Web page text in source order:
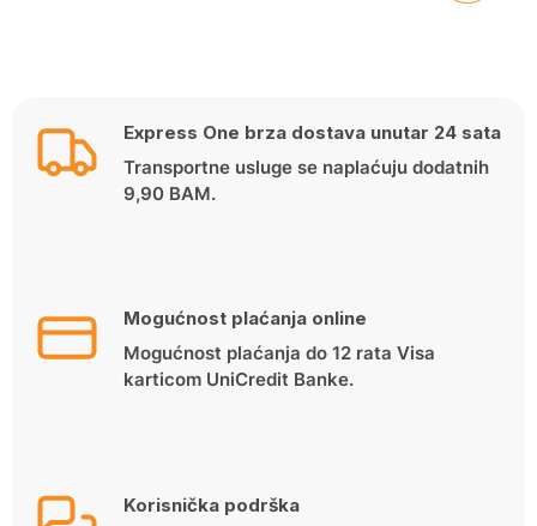
Express One brza dostava unutar 24 sata
Transportne usluge se naplaćuju dodatnih
9,90 BAM.
Mogućnost plaćanja online
Mogućnost plaćanja do 12 rata Visa
karticom UniCredit Banke.
Korisnička podrška